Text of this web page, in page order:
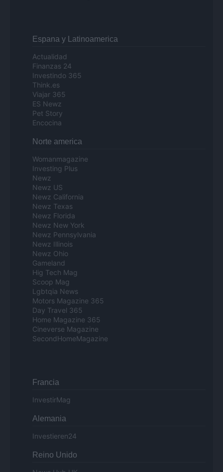
Espana y Latinoamerica
Actualidad
Finanzas 24
Investindo 365
Think.es
Viajar 365
ES Newz
Pet Story
Encocina
Norte america
Womanmagazine
Investing Plus
Newz
Newz US
Newz California
Newz Texas
Newz Florida
Newz New York
Newz Pennsylvania
Newz Illinois
Newz Ohio
Gameland
Hig Tech Mag
Scoop Mag
Lgbtqia News
Motors Magazine 365
Day Travel 365
Home Magazine 365
Cineverse Magazine
SecondHomeMagazine
Francia
InvestirMag
Alemania
Investieren24
Reino Unido